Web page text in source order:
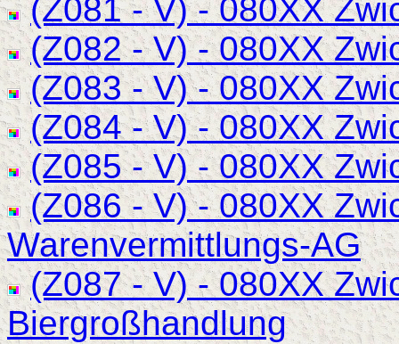
(Z081 - V) - 080XX
(Z082 - V) - 080XX
(Z083 - V) - 080XX
(Z084 - V) - 080XX
(Z085 - V) - 080XX
(Z086 - V) - 080XX
Warenvermittlungs-AG
(Z087 - V) - 080XX
Biergroßhandlung